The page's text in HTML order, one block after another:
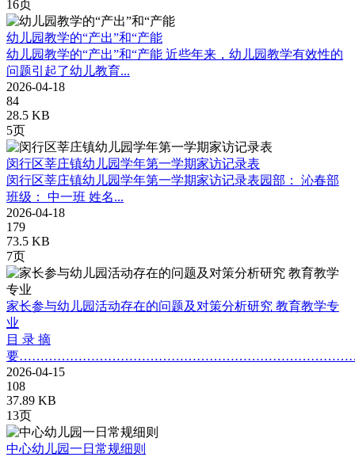
16页
幼儿园教学的“产出”和“产能
幼儿园教学的“产出”和“产能 近些年来，幼儿园教学有效性的
问题引起了幼儿教育...
2026-04-18
84
28.5 KB
5页
闵行区莘庄镇幼儿园学年第一学期家访记录表
闵行区莘庄镇幼儿园学年第一学期家访记录表园部： 沁春部
班级： 中一班 姓名...
2026-04-18
179
73.5 KB
7页
家长参与幼儿园活动存在的问题及对策分析研究 教育教学专
业
目 录 摘
要
2026-04-15
108
37.89 KB
13页
中心幼儿园一日常规细则